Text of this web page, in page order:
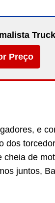
Preço
e
dos
de
juntos,